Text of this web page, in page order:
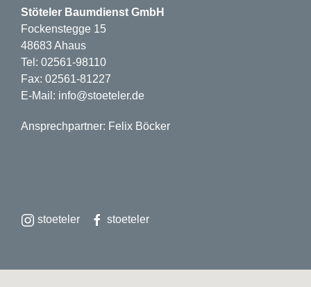
Stöteler Baumdienst GmbH
Fockenstegge 15
48683 Ahaus
Tel: 02561-98110
Fax: 02561-81227
E-Mail: info@stoeteler.de
Ansprechpartner: Felix Böcker
stoeteler stoeteler